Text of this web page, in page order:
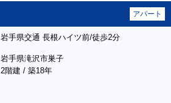
アパート
岩手県交通 長根ハイツ前/徒歩2分
岩手県滝沢市巣子
2階建 / 築18年